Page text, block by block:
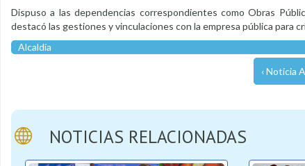
Dispuso a las dependencias correspondientes como Obras
destacó las gestiones y vinculaciones con la empresa pública para
Alcaldía
‹ Noticia
NOTICIAS RELACIONADAS